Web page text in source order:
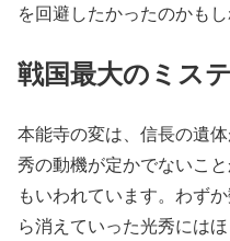
を回避したかったのかもし
戦国最大のミス
本能寺の変は、信長の遺
秀の動機が定かでないこ
もいわれています。わず
ら消えていった光秀には